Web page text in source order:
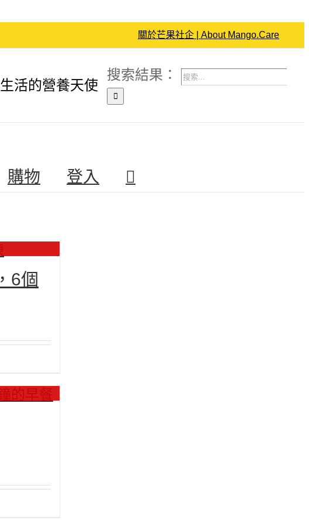
關於芒果社企 | About Mango.Care
活的營養天使
搜索結果：
購物 登入
6個